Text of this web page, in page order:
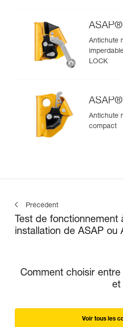
Antichute
LOCK
ASAP®
Antichute
compact
Précédent
Test de fonctionnement
installation de ASAP ou
Comment choisir entre
et
Voir tous les